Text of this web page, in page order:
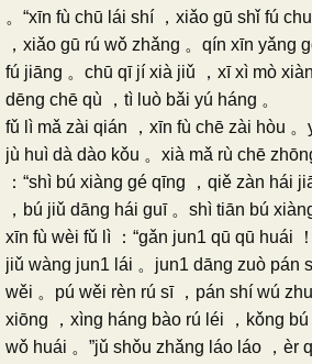
。“xīn fù chū lái shí ，xiǎo gū shǐ fú
，xiǎo gū rú wǒ zhǎng 。qín xīn yǎng
fú jiāng 。chū qī jí xià jiǔ ，xī xì mò
dēng chē qù ，tì luò bǎi yú háng 。
fǔ lì mǎ zài qián ，xīn fù chē zài hòu 。
jù huì dà dào kǒu 。xià mǎ rù chē
：“shì bú xiàng gé qīng ，qiě zàn hái
，bú jiǔ dāng hái guī 。shì tiān bú
xīn fù wèi fǔ lì ：“gǎn jun1 qū qū huái
jiǔ wàng jun1 lái 。jun1 dāng zuò pán
wěi 。pú wěi rèn rú sī ，pán shí wú
xiōng ，xìng háng bào rú léi ，kǒng
wǒ huái 。”jǔ shǒu zhǎng láo láo ，èr